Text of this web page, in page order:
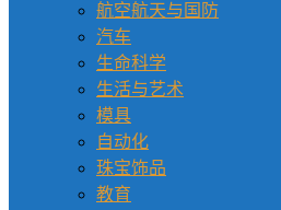
航空航天与国防
汽车
生命科学
生活与艺术
模具
自动化
珠宝饰品
教育